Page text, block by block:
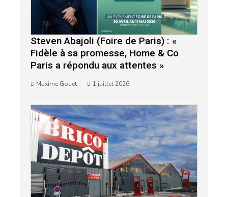
Steven Abajoli (Foire de Paris) : «
Fidèle à sa promesse, Home & Co
Paris a répondu aux attentes »
Maxime Gouet 1 juillet 2026